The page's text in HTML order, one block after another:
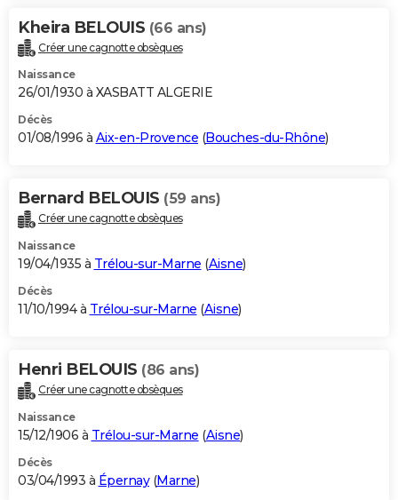
Kheira BELOUIS (66 ans)
Créer une cagnotte obsèques
Naissance
26/01/1930 à XASBATT ALGERIE
Décès
01/08/1996 à Aix-en-Provence (Bouches-du-Rhône)
Bernard BELOUIS (59 ans)
Créer une cagnotte obsèques
Naissance
19/04/1935 à Trélou-sur-Marne (Aisne)
Décès
11/10/1994 à Trélou-sur-Marne (Aisne)
Henri BELOUIS (86 ans)
Créer une cagnotte obsèques
Naissance
15/12/1906 à Trélou-sur-Marne (Aisne)
Décès
03/04/1993 à Épernay(Marne)